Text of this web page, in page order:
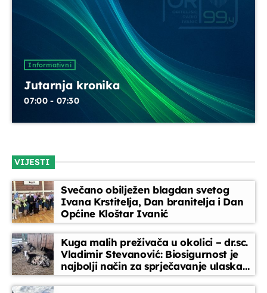
Glazbeni blok
07:35 - 08:00
Melodija dana
08:00 - 08:15
Glazbeni blok
08:15 - 08:45
Vijesti
Informativni
Jutarnja kronika
07:00 - 07:30
VIJESTI
Svečano obilježen blagdan svetog
Ivana Krstitelja, Dan branitelja i Dan
Općine Kloštar Ivanić
Kuga malih preživača u okolici – dr.sc.
Vladimir Stevanović: Biosigurnost je
najbolji način za sprječavanje ulaska
bolesti